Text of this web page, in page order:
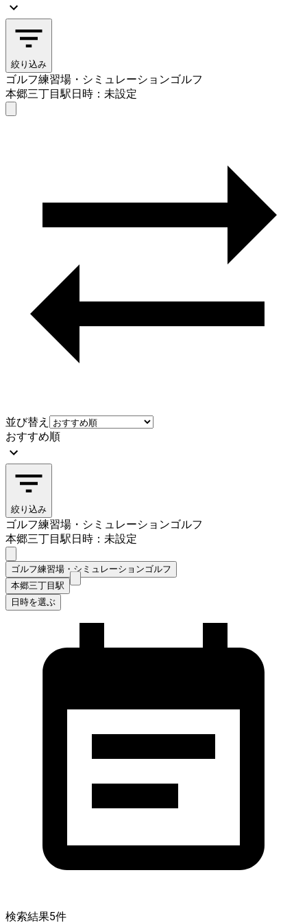
絞り込み
ゴルフ練習場・シミュレーションゴルフ
本郷三丁目駅日時：未設定
並び替え
おすすめ順
絞り込み
ゴルフ練習場・シミュレーションゴルフ
本郷三丁目駅日時：未設定
ゴルフ練習場・シミュレーションゴルフ
本郷三丁目駅
日時を選ぶ
検索結果5件